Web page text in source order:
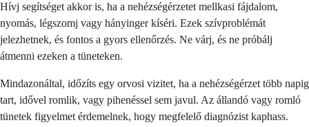
Hívj segítséget akkor is, ha a nehézségérzetet mellkasi fájdalom,
nyomás, légszomj vagy hányinger kíséri. Ezek szívproblémát
jelezhetnek, és fontos a gyors ellenőrzés. Ne várj, és ne próbálj
átmenni ezeken a tüneteken.
Mindazonáltal, időzíts egy orvosi vizitet, ha a nehézségérzet több napig
tart, idővel romlik, vagy pihenéssel sem javul. Az állandó vagy romló
tünetek figyelmet érdemelnek, hogy megfelelő diagnózist kaphass.